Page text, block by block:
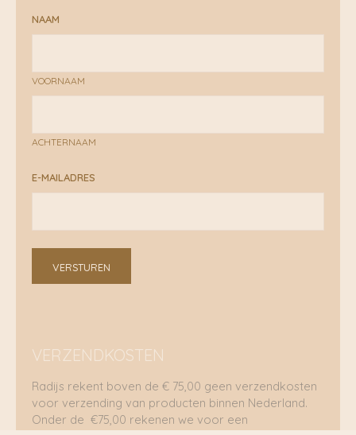
NAAM
VOORNAAM
ACHTERNAAM
E-MAILADRES
VERSTUREN
VERZENDKOSTEN
Radijs rekent boven de € 75,00 geen verzendkosten
voor verzending van producten binnen Nederland.
Onder de €75,00 rekenen we voor een